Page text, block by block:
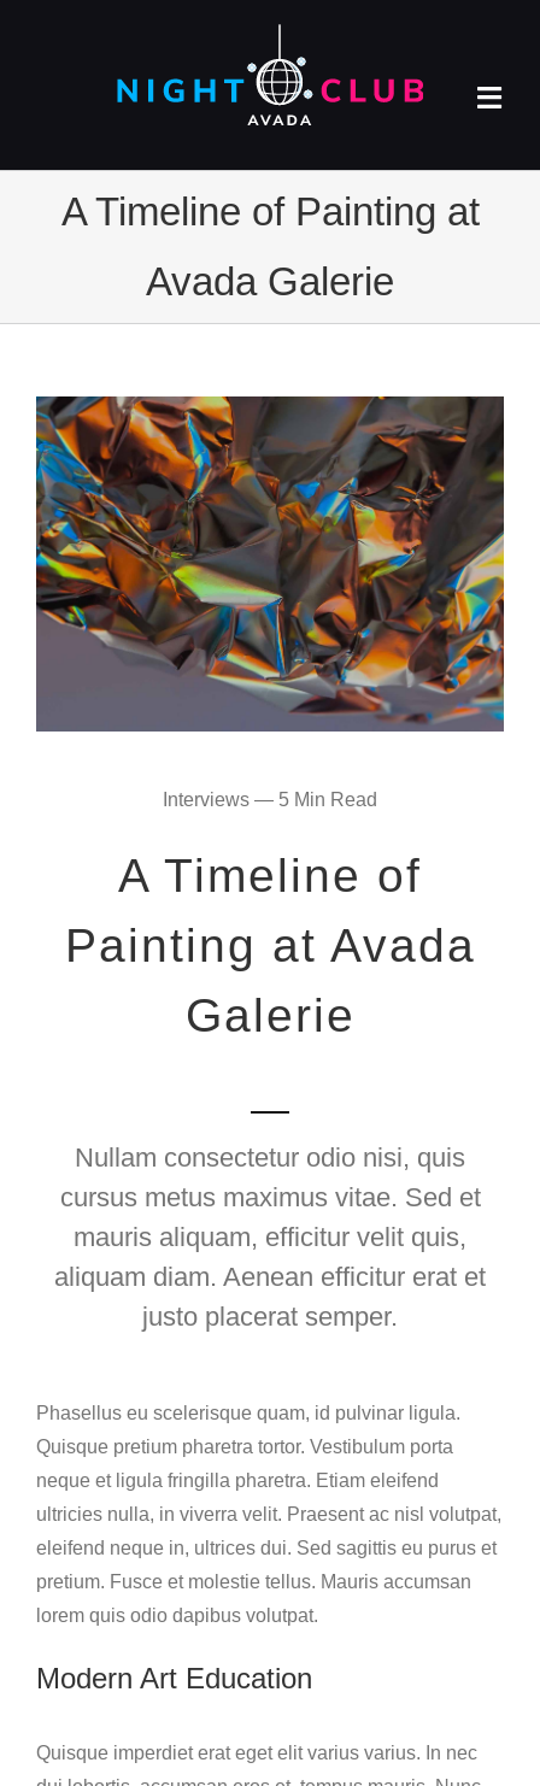
A Timeline of Painting at
Avada Galerie
Interviews — 5 Min Read
A Timeline of
Painting at Avada
Galerie
Nullam consectetur odio nisi, quis
cursus metus maximus vitae. Sed et
mauris aliquam, efficitur velit quis,
aliquam diam. Aenean efficitur erat et
justo placerat semper.
Phasellus eu scelerisque quam, id pulvinar ligula.
Quisque pretium pharetra tortor. Vestibulum porta
neque et ligula fringilla pharetra. Etiam eleifend
ultricies nulla, in viverra velit. Praesent ac nisl volutpat,
eleifend neque in, ultrices dui. Sed sagittis eu purus et
pretium. Fusce et molestie tellus. Mauris accumsan
lorem quis odio dapibus volutpat.
Modern Art Education
Quisque imperdiet erat eget elit varius varius. In nec